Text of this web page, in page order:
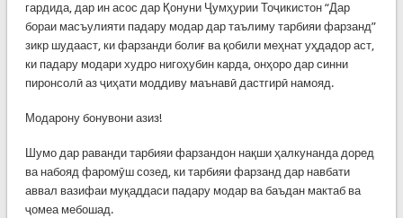
гардида, дар ин асос дар Қонуни Ҷумҳурии Тоҷикистон “Дар
бораи масъулияти падару модар дар таълиму тарбияи фарзанд”
зикр шудааст, ки фарзанди болиғ ва қобили меҳнат уҳдадор аст,
ки падару модари худро нигоҳубин карда, онҳоро дар синни
пиронсолӣ аз ҷиҳати моддиву маънавӣ дастгирӣ намояд.
Модарону бонувони азиз!
Шумо дар раванди тарбияи фарзандон нақши ҳалкунанда доред
ва набояд фаромӯш созед, ки тарбияи фарзанд дар навбати
аввал вазифаи муқаддаси падару модар ва баъдан мактаб ва
ҷомеа мебошад.